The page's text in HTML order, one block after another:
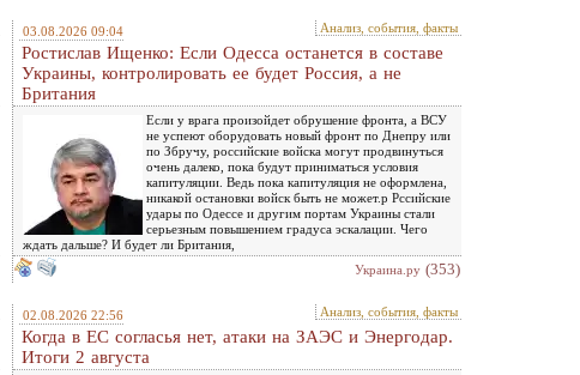
03.08.2026 09:04 Анализ, события, факты
Ростислав Ищенко: Если Одесса останется в составе
Украины, контролировать ее будет Россия, а не
Британия
Если у врага произойдет обрушение фронта, а ВСУ
не успеют оборудовать новый фронт по Днепру или
по Збручу, российские войска могут продвинуться
очень далеко, пока будут приниматься условия
капитуляции. Ведь пока капитуляция не оформлена,
никакой остановки войск быть не может.р Рссийские
удары по Одессе и другим портам Украины стали
серьезным повышением градуса эскалации. Чего
ждать дальше? И будет ли Британия,
Украина.ру (353)
02.08.2026 22:56 Анализ, события, факты
Когда в ЕС согласья нет, атаки на ЗАЭС и Энергодар.
Итоги 2 августа